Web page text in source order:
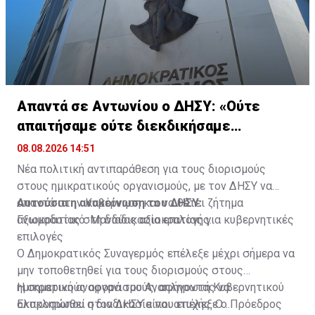
Απαντά σε Αντωνίου ο ΔΗΣΥ: «Ούτε
απαιτήσαμε ούτε διεκδικήσαμε
διορισμούς»
08.08.2026 14:51
Νέα πολιτική αντιπαράθεση για τους διορισμούς
στους ημικρατικούς οργανισμούς, με τον ΔΗΣΥ να
απαντά στην Κυβέρνηση και να θέτει ζήτημα
αξιοκρατίας στη διαδικασία επιλογής.
Αυτούσια η ανακοίνωση του ΔΗΣΥ:
Γνωμοδοτικό: Μανδύας αξιοκρατίας για κυβερνητικές
επιλογές
Ο Δημοκρατικός Συναγερμός επέλεξε μέχρι σήμερα να
μην τοποθετηθεί για τους διορισμούς στους
ημικρατικούς οργανισμούς, αφήνοντας να
ολοκληρωθεί η διαδικασία που επέλεξε ο Πρόεδρος
Η σημερινή αναφορά του Αναπληρωτή Κυβερνητικού
Εκπροσώπου στον ΔΗΣΥ είναι ατυχής. Ο